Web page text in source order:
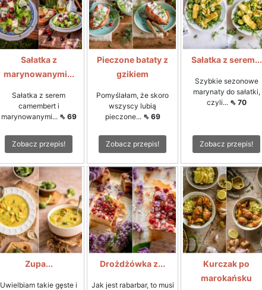
Sałatka z
marynowanymi...
Sałatka z serem
camembert i
marynowanymi... ⇖ 69
Zobacz przepis!
Pieczone bataty z
gzikiem
Pomyślałam, że skoro
wszyscy lubią
pieczone... ⇖ 69
Zobacz przepis!
Sałatka z serem...
Szybkie sezonowe
marynaty do sałatki,
czyli... ⇖ 70
Zobacz przepis!
Zupa...
Uwielbiam takie gęste i
Drożdżówka z...
Jak jest rabarbar, to musi
Kurczak po
marokańsku